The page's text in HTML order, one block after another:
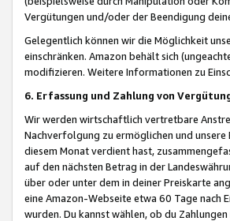
Vergütungen und/oder der Beendigung
Gelegentlich können wir die Möglichkeit
einschränken. Amazon behält sich
modifizieren. Weitere Informationen zu
6. Erfassung und Zahlung von
Wir werden wirtschaftlich vertretbare
Nachverfolgung zu ermöglichen und
diesem Monat verdient hast,
auf den nächsten Betrag in der
über oder unter dem in deiner Preiskarte
eine Amazon-Webseite etwa 60 Tage nach
wurden. Du kannst wählen, ob du